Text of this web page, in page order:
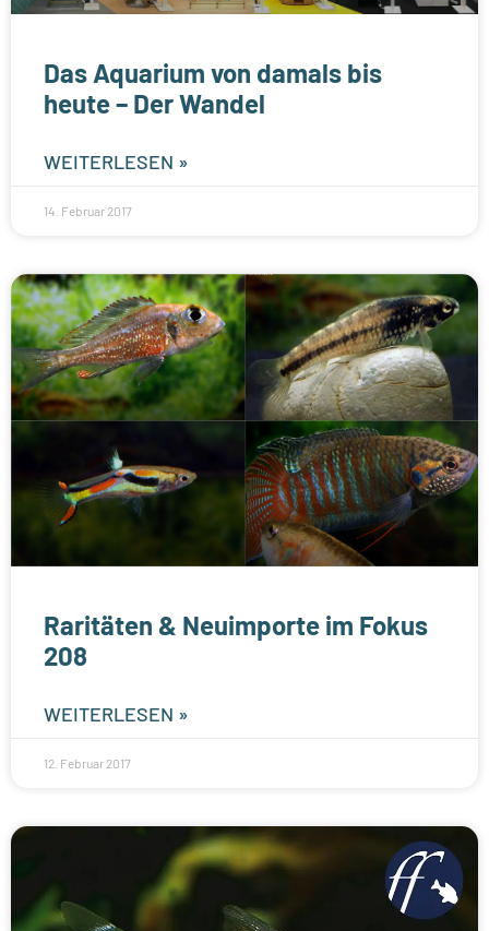
Das Aquarium von damals bis
heute – Der Wandel
WEITERLESEN »
14. Februar 2017
Raritäten & Neuimporte im Fokus
208
WEITERLESEN »
12. Februar 2017